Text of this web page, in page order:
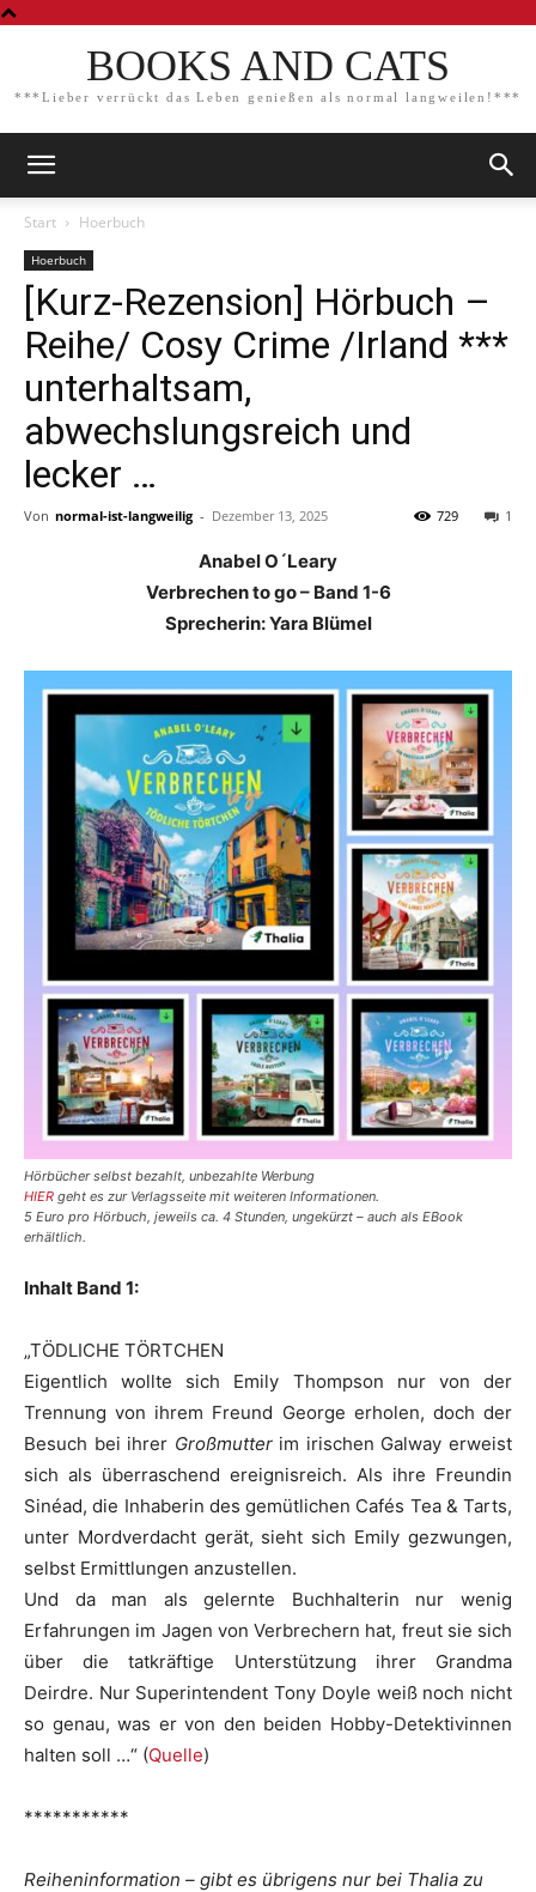
BOOKS AND CATS
***Lieber verrückt das Leben genießen als normal langweilen!***
Start Hoerbuch
Hoerbuch
[Kurz-Rezension] Hörbuch –
Reihe/ Cosy Crime /Irland ***
unterhaltsam,
abwechslungsreich und
lecker …
Von normal-ist-langweilig - Dezember 13, 2025 1
729
Anabel O´Leary
Verbrechen to go – Band 1-6
Sprecherin: Yara Blümel
Hörbücher selbst bezahlt, unbezahlte Werbung
HIER geht es zur Verlagsseite mit weiteren Informationen.
5 Euro pro Hörbuch, jeweils ca. 4 Stunden, ungekürzt – auch als EBook
erhältlich.
Inhalt Band 1:
„TÖDLICHE TÖRTCHEN
Eigentlich wollte sich Emily Thompson nur von der
Trennung von ihrem Freund George erholen, doch der
Besuch bei ihrer Großmutterim irischen Galway erweist
sich als überraschend ereignisreich. Als ihre Freundin
Sinéad, die Inhaberin des gemütlichen Cafés Tea & Tarts,
unter Mordverdacht gerät, sieht sich Emily gezwungen,
selbst Ermittlungen anzustellen.
Und da man als gelernte Buchhalterin nur wenig
Erfahrungen im Jagen von Verbrechern hat, freut sie sich
über die tatkräftige Unterstützung ihrer Grandma
Deirdre. Nur Superintendent Tony Doyle weiß noch nicht
so genau, was er von den beiden Hobby-Detektivinnen
halten soll …“ (Quelle)
***********
Reiheninformation – gibt es übrigens nur bei Thalia zu